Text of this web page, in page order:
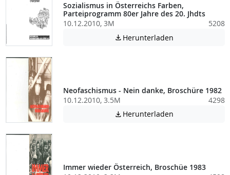
Sozialismus in Österreichs Farben,
Parteiprogramm 80er Jahre des 20. Jhdts
10.12.2010, 3M
5208
 Herunterladen
Neofaschismus - Nein danke, Broschüre 1982
10.12.2010, 3.5M
4298
 Herunterladen
Immer wieder Österreich, Broschüe 1983